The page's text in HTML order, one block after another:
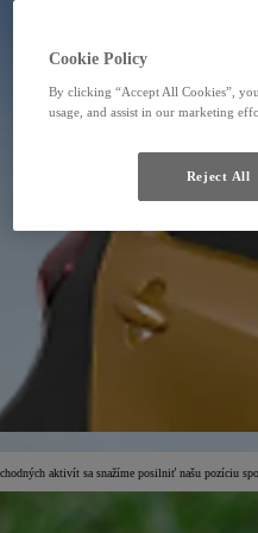
aktivít sa snažíme posilniť našu pozíciu
Cookie Policy
By clicking “Accept All Cookies”,
usage, and assist in our marketing
Reject All